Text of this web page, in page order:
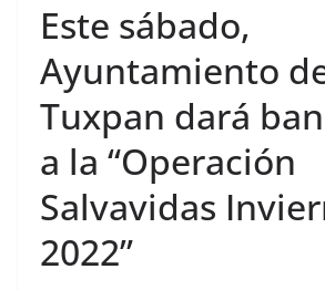
Este sábado,
Ayuntamiento
Tuxpan dará
a la “Operación
Salvavidas
2022”